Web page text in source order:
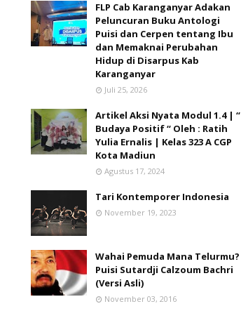
FLP Cab Karanganyar Adakan
Peluncuran Buku Antologi
Puisi dan Cerpen tentang Ibu
dan Memaknai Perubahan
Hidup di Disarpus Kab
Karanganyar
Juli 25, 2026
Artikel Aksi Nyata Modul 1.4 | “
Budaya Positif “ Oleh : Ratih
Yulia Ernalis | Kelas 323 A CGP
Kota Madiun
Agustus 17, 2024
Tari Kontemporer Indonesia
November 19, 2023
Wahai Pemuda Mana Telurmu?
Puisi Sutardji Calzoum Bachri
(Versi Asli)
November 03, 2016